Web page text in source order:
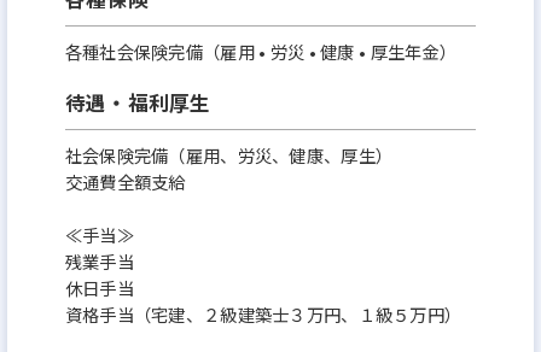
各種社会保険完備（雇用 • 労災 • 健康 • 厚生年金）
待遇・福利厚生
社会保険完備（雇用、労災、健康、厚生）
交通費全額支給
≪手当≫
残業手当
休日手当
資格手当（宅建、２級建築士３万円、１級５万円）